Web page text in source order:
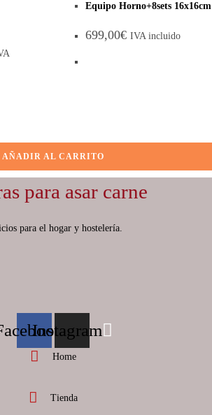
AÑADIR AL CARRITO
AÑADIR AL CARRITO
AÑADIR AL CARRITO
Equipo Horno+8sets 16x16cm
699,00€ IVA incluido
AÑADIR AL CARRITO
para asar carne
para el hogar y hostelería.
Instagram
Home
Tienda